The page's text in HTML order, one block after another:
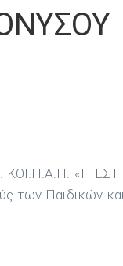
ΚΟΙ.Π.Α.Π. «Η
των Παιδικών